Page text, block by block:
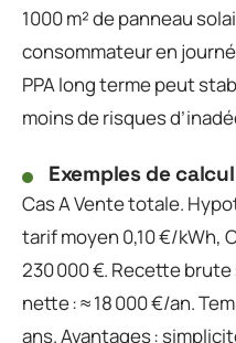
1000 m² de panneau
consommateur en
PPA long terme peut
moins de risques
Exemples de
Cas A Vente totale.
tarif moyen 0,10 €/kWh,
230 000 €. Recette
nette : ≈ 18 000 €/an.
ans. Avantages :